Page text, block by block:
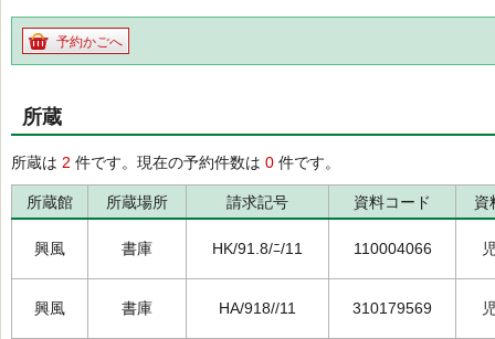
予約かごへ
所蔵
所蔵は 2 件です。現在の予約件数は 0 件です。
所蔵館 所蔵場所 請求記号 資料コード 資
興風 書庫 HK/91.8/ﾆ/11 110004066
興風 書庫 HA/918//11 310179569